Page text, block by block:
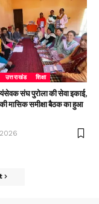
उत्तराखंड शिक्षा
संघ पुरोला की सेवा इकाई,
की मासिक समीक्षा बैठक का हुआ